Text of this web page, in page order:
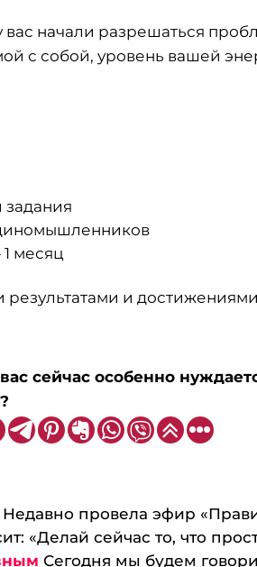
вас начали разрешаться
с собой, уровень вашей
месяц
и
сейчас особенно
Недавно провела эфир
«Делай сейчас то, что
Сегодня мы будем